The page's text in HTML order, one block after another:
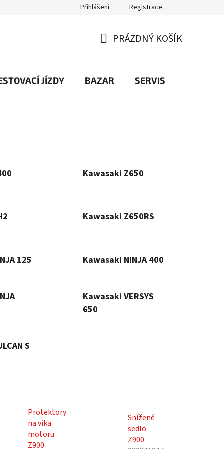
Přihlášení Registrace
KOŠÍK
PRÁZDNÝ KOŠÍK
JÍZDY BAZAR SERVIS
Kawasaki Z650
Kawasaki Z650RS
125 Kawasaki NINJA 400
Kawasaki VERSYS
650
S
Protektory
na víka
motoru
Z900
Snížené
sedlo
Z900